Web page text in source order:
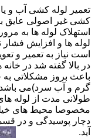
تعمیر لوله کشی آب و
کشی غیر اصولی عایق
استهلاک لوله ها به
لوله ها و افزایش
است نیاز به تعمیر و
در بالا گفته شد در
باعث بروز مشکلاتی
گرم و آب سرد)می
طولانی مدت از لوله
مخصوصا محیط های
دچار پوسیدگی و در
آید.